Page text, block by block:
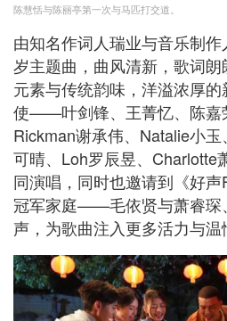
陈慧恬与陈丽亭第一次与马匹打交道。
由知名作词人瑞业与音乐制
岁主题曲，曲风清新，歌词
元素与传统韵味，洋溢浓厚
使——叶剑锋、王菁忆、陈嘉
Rickman谢承伟、Natalie小玉
可晴、Loh罗辰昱、Charlotte
同演唱，同时也邀请到《好
冠军家庭——毛依贤与萧睿琛
声，为歌曲注入更多活力与温